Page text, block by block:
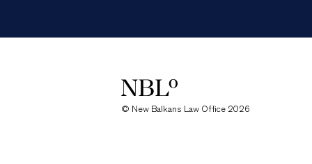
New Balkans Law Office
© New Balkans Law Office 2026